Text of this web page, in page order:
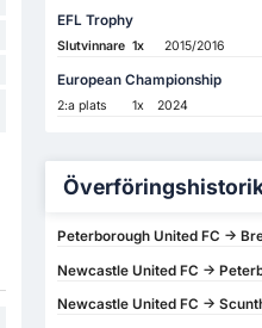
EFL Trophy
Slutvinnare 1x 2015/2016
European Championship
2:a plats 1x 2024
Peterborough United FC ->
Newcastle United FC ->
Newcastle United FC ->